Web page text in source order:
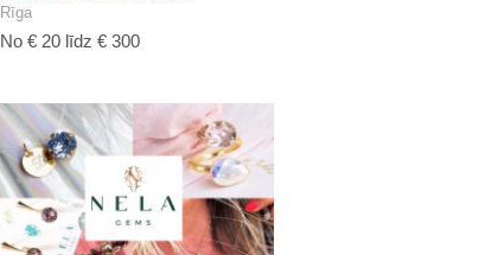
Rīga
No € 20 līdz € 300